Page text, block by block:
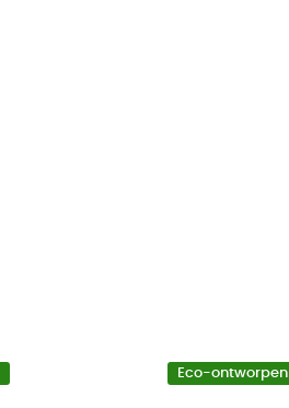
Eco-ontworpen